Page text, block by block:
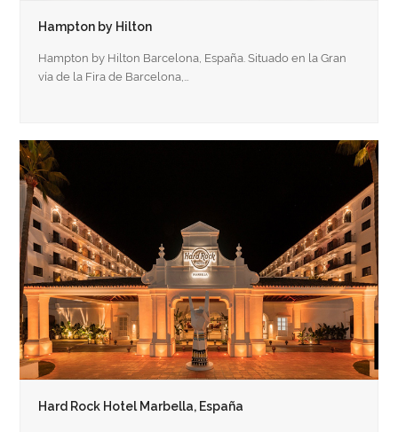
Hampton by Hilton
Hampton by Hilton Barcelona, España. Situado en la Gran
vía de la Fira de Barcelona,…
Hard Rock Hotel Marbella, España